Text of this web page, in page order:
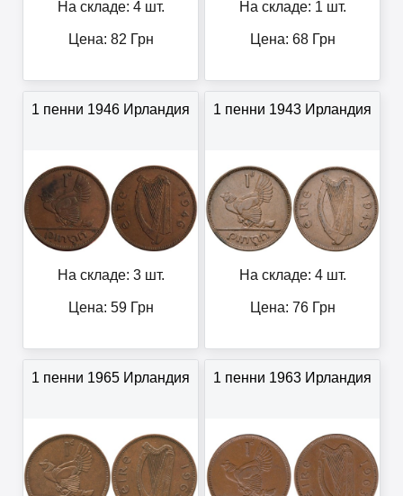
На складе: 4 шт.
Цена: 82 Грн
На складе: 1 шт.
Цена: 68Грн
1 пенни 1946 Ирландия
На складе: 3 шт.
Цена: 59Грн
1 пенни 1943 Ирландия
На складе: 4 шт.
Цена: 76Грн
1 пенни 1965 Ирландия 1 пенни 1963 Ирландия